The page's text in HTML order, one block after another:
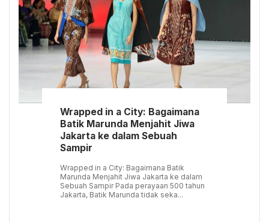
Wrapped in a City: Bagaimana
Batik Marunda Menjahit Jiwa
Jakarta ke dalam Sebuah
Sampir
Wrapped in a City: Bagaimana Batik
Marunda Menjahit Jiwa Jakarta ke dalam
Sebuah Sampir Pada perayaan 500 tahun
Jakarta, Batik Marunda tidak seka...